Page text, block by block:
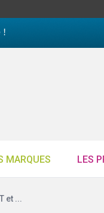
MARQUES LES
et ...